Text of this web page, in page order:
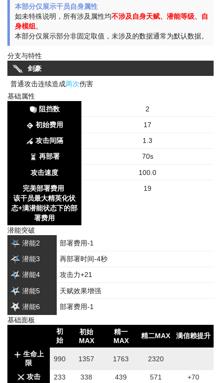
本部分仅展示干员自身属性
如未特殊说明，所有涉及属性均不涉及自身天赋、潜能等级、自
身模组 。
本部分仅展示部分非固定取值，未涉及的数据通常为默认数据。
分支与特性
剑豪
普通攻击连续造成两次伤害
基础属性
阻挡数
2
初始费用 17
攻击间隔 1.3
再部署 70s
攻击速度 100.0
完美部署费用
该干员最大精英化状
态+满潜能状态下的部
署费用
19
潜能突破
潜能2
部署费用-1
潜能3 再部署时间-4秒
潜能4 攻击力+21
潜能5 天赋效果增强
潜能6
部署费用-1
基础面板
初
始
初始
MAX
精一
MAX
精二MAX 满信赖提升
生命上
限
990 1357 1763 2320
攻击 233 338 439 571
+70